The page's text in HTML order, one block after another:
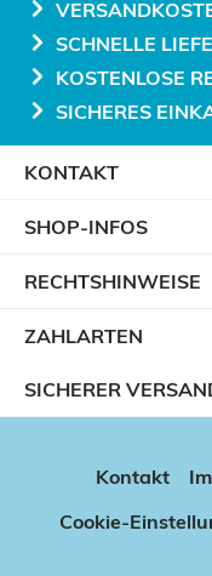
SCHNELLE
KOSTENLOSE
SICHERES
KONTAKT
SHOP-INFOS
RECHTSHINWEISE
ZAHLARTEN
SICHERER
Kontakt
Cookie-